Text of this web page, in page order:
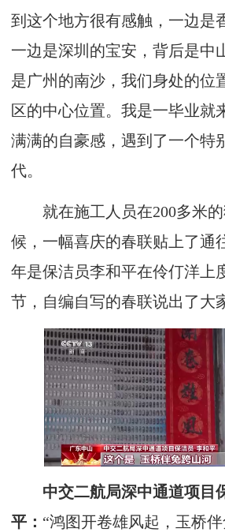
到这个地方很有感触，一边是
一边是深圳的宝安，背后是中
是广州的南沙，我们身处的位
区的中心位置。我是一毕业就
满满的自豪感，遇到了一个特
代。
就在施工人员在200多米的
候，一幅喜庆的春联贴上了通
年是保洁员李和平在伶仃洋上
节，自编自写的春联说出了大
中交二航局深中通道项目
平： “鸿图开卷雄风起，玉桥